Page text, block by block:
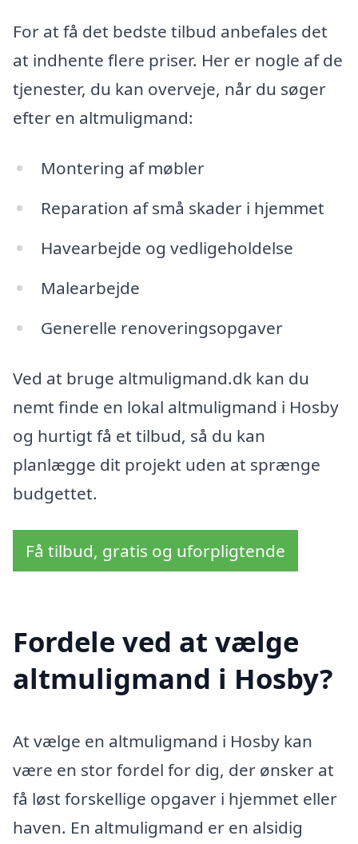
For at få det bedste tilbud anbefales det
at indhente flere priser. Her er nogle af de
tjenester, du kan overveje, når du søger
efter en altmuligmand:
Montering af møbler
Reparation af små skader i hjemmet
Havearbejde og vedligeholdelse
Malearbejde
Generelle renoveringsopgaver
Ved at bruge altmuligmand.dk kan du
nemt finde en lokal altmuligmand i Hosby
og hurtigt få et tilbud, så du kan
planlægge dit projekt uden at sprænge
budgettet.
Få tilbud, gratis og uforpligtende
Fordele ved at vælge
altmuligmand i Hosby?
At vælge en altmuligmand i Hosby kan
være en stor fordel for dig, der ønsker at
få løst forskellige opgaver i hjemmet eller
haven. En altmuligmand er en alsidig